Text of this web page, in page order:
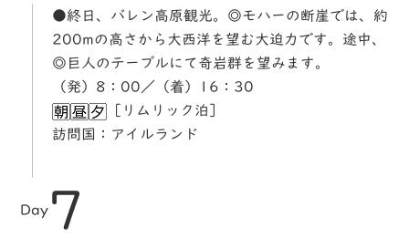
●終日、バレン高原観光。◎モハーの断崖では、約
200mの高さから大西洋を望む大迫力です。途中、
◎巨人のテーブルにて奇岩群を望みます。
（発）8：00／（着）16：30
［リムリック泊］
訪問国：アイルランド
Day 7